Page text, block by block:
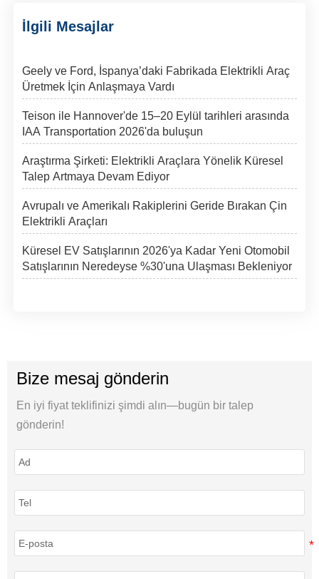
İlgili Mesajlar
Geely ve Ford, İspanya’daki Fabrikada Elektrikli Araç
Üretmek İçin Anlaşmaya Vardı
Teison ile Hannover'de 15–20 Eylül tarihleri arasında
IAA Transportation 2026'da buluşun
Araştırma Şirketi: Elektrikli Araçlara Yönelik Küresel
Talep Artmaya Devam Ediyor
Avrupalı ve Amerikalı Rakiplerini Geride Bırakan Çin
Elektrikli Araçları
Küresel EV Satışlarının 2026'ya Kadar Yeni Otomobil
Satışlarının Neredeyse %30'una Ulaşması Bekleniyor
Bize mesaj gönderin
En iyi fiyat teklifinizi şimdi alın—bugün bir talep
gönderin!